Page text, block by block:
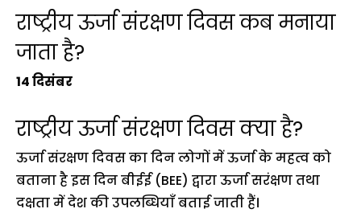
राष्ट्रीय ऊर्जा संरक्षण दिवस कब मनाया
जाता है?
14 दिसंबर
राष्ट्रीय ऊर्जा संरक्षण दिवस क्या है?
ऊर्जा संरक्षण दिवस का दिन लोगों में ऊर्जा के महत्व को
बताना है इस दिन बीईई (BEE) द्वारा ऊर्जा सरंक्षण तथा
दक्षता में देश की उपलब्धियाँ बताई जाती हैं।